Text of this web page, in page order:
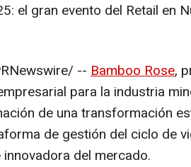
el gran evento del Retail en
-- Bamboo Rose,
para la industria
de una transformación
de gestión del ciclo de
del mercado.